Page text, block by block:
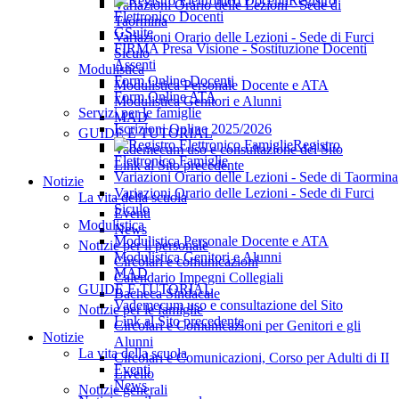
Elettronico Docenti
GSuite
FIRMA Presa Visione - Sostituzione Docenti
Assenti
Form Online Docenti
Form Online ATA
Servizi per le famiglie
Iscrizioni Online 2025/2026
Registro
Elettronico Famiglie
Variazioni Orario delle Lezioni - Sede di Taormina
Variazioni Orario delle Lezioni - Sede di Furci
Siculo
Modulistica
Modulistica Personale Docente e ATA
Modulistica Genitori e Alunni
MAD
GUIDE E TUTORIAL
Vademecum uso e consultazione del Sito
Link al Sito precedente
Notizie
La vita della scuola
Eventi
News
Variazioni Orario delle Lezioni - Sede di
Taormina
Variazioni Orario delle Lezioni - Sede di Furci
Siculo
Modulistica
Modulistica Personale Docente e ATA
Modulistica Genitori e Alunni
MAD
GUIDE E TUTORIAL
Vademecum uso e consultazione del Sito
Link al Sito precedente
Notizie
La vita della scuola
Eventi
News
Notizie per il personale
Circolari e comunicazioni
Calendario Impegni Collegiali
Bacheca Sindacale
Notizie per le famiglie
Circolari e Comunicazioni per Genitori e gli
Alunni
Circolari e Comunicazioni, Corso per Adulti di II
Livello
Notizie generali